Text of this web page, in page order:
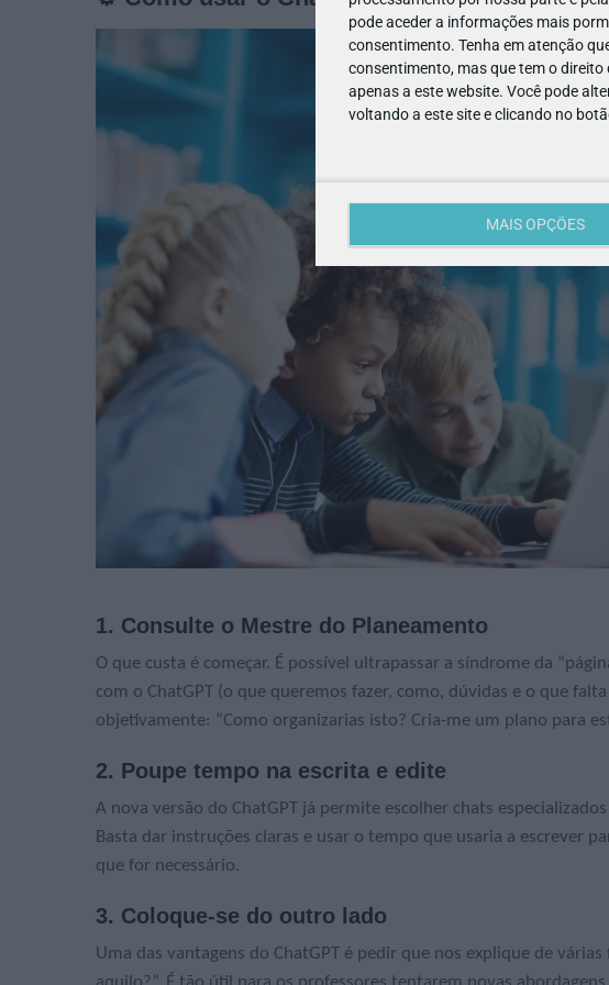
pode aceder a informações mais
consentimento. Tenha em atenção
consentimento, mas que tem o
apenas a este website. Você pode
voltando a este site e clicando no
MAIS OPÇÕES
1. Consulte o Mestre do Planeamento
O que custa é começar. É possível ultrapassar a síndrome da
com o ChatGPT (o que queremos fazer, como, dúvidas e o que
objetivamente: “Como organizarias isto? Cria-me um plano para
2. Poupe tempo na escrita e edite
A nova versão do ChatGPT já permite escolher chats
Basta dar instruções claras e usar o tempo que usaria a escrever
que for necessário.
3. Coloque-se do outro lado
Uma das vantagens do ChatGPT é pedir que nos explique de